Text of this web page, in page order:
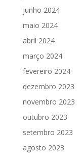
junho 2024
maio 2024
abril 2024
março 2024
fevereiro 2024
dezembro 2023
novembro 2023
outubro 2023
setembro 2023
agosto 2023